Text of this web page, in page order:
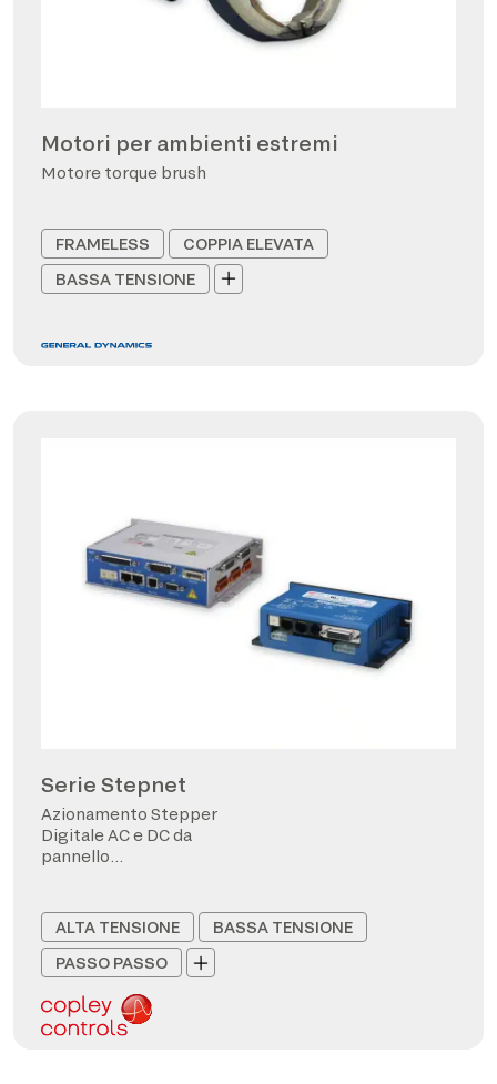
Motori per ambienti estremi
Motore torque brush
FRAMELESS
COPPIA ELEVATA
BASSA TENSIONE
Serie Stepnet
Azionamento Stepper
Digitale AC e DC da
pannello
ALTA TENSIONE
BASSA TENSIONE
PASSO PASSO